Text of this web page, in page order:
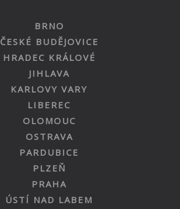
BRNO
ČESKÉ BUDĚJOVICE
HRADEC KRÁLOVÉ
JIHLAVA
KARLOVY VARY
LIBEREC
OLOMOUC
OSTRAVA
PARDUBICE
PLZEŇ
PRAHA
ÚSTÍ NAD LABEM